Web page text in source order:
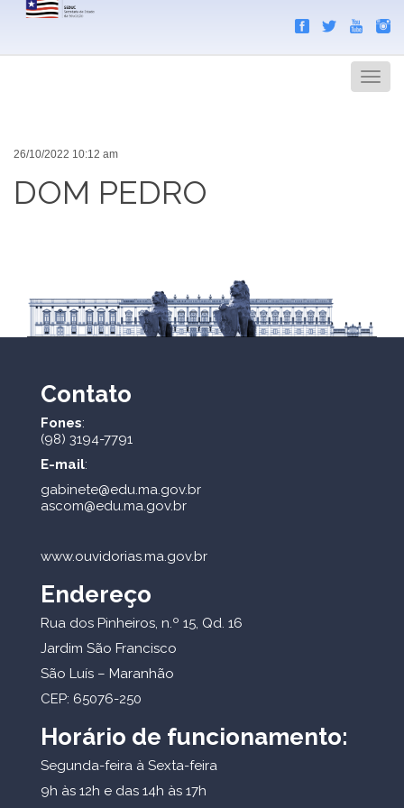
Menu
26/10/2022 10:12 am
DOM PEDRO
Contato
Fones:
(98) 3194-7791
E-mail:
gabinete@edu.ma.gov.br
ascom@edu.ma.gov.br
www.ouvidorias.ma.gov.br
Endereço
Rua dos Pinheiros, n.º 15, Qd. 16
Jardim São Francisco
São Luís – Maranhão
CEP: 65076-250
Horário de funcionamento:
Segunda-feira à Sexta-feira
9h às 12h e das 14h às 17h